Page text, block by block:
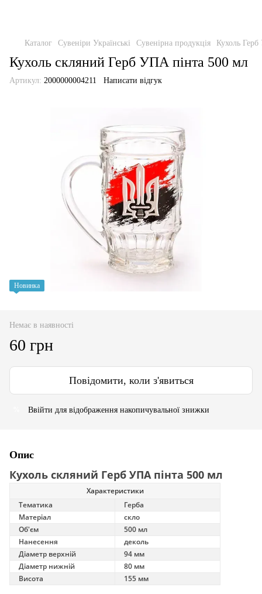
Каталог Сувеніри Українські Сувенірна продукція Кухоль
Кухоль скляний Герб УПА пінта 500 мл
Артикул: 2000000004211 Написати відгук
Новинка
Немає в наявності
60 грн
Повідомити, коли з'явиться
Ввійти для відображення накопичувальної знижки
Опис
Кухоль скляний Герб УПА пінта 500 мл
Характеристики
Тематика
Герба
Матеріал
скло
Об'єм
500 мл
Нанесення
деколь
Діаметр верхній
94 мм
Діаметр нижній
80 мм
Висота
155 мм